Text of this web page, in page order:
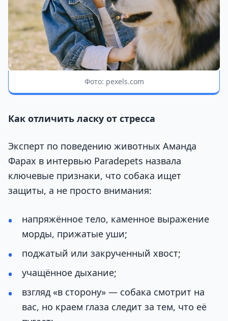
Фото: pexels.com
Как отличить ласку от стресса
Эксперт по поведению животных Аманда
Фарах в интервью Рaradepets назвала
ключевые признаки, что собака ищет
защиты, а не просто внимания:
напряжённое тело, каменное выражение
морды, прижатые уши;
поджатый или закрученный хвост;
учащённое дыхание;
взгляд «в сторону» — собака смотрит на
вас, но краем глаза следит за тем, что её